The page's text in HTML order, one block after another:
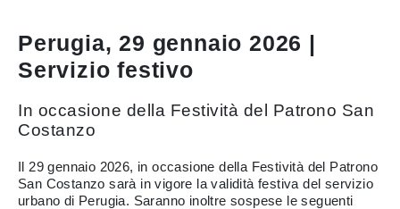
Perugia, 29 gennaio 2026 |
Servizio festivo
In occasione della Festività del Patrono San
Costanzo
Il 29 gennaio 2026, in occasione della Festività del Patrono
San Costanzo sarà in vigore la validità festiva del servizio
urbano di Perugia. Saranno inoltre sospese le seguenti